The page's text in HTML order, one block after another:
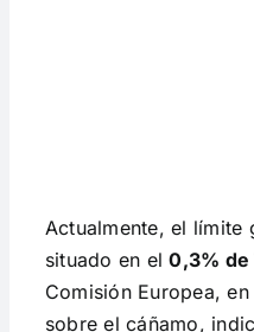
Actualmente, el límite
situado en el0,3% de
Comisión Europea,
sobre el cáñamo,